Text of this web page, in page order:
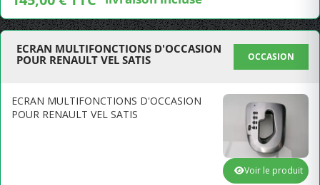
ECRAN MULTIFONCTIONS D'OCCASION
POUR RENAULT VEL SATIS
OCCASION
ECRAN MULTIFONCTIONS D'OCCASION
POUR RENAULT VEL SATIS
Voir le produit